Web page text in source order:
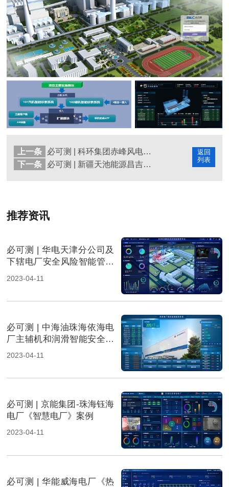
返回
列表
上一条
必可测 | 科环集团赤峰风电公司大于营风电场案例
下一条
必可测 | 新疆天池能源昌吉热电智慧电厂案例
推荐资讯
必可测 | 华电天津分公司及
下辖电厂安全风险智能管控
案例
2023-04-11
必可测 | 中海油珠海依海电
厂主辅机和润滑智能安全预
控系统案例
2023-04-11
必可测 | 京能集团-珠海钰海
电厂《智慧电厂》案例
2023-04-11
必可测 | 华能威海电厂《热